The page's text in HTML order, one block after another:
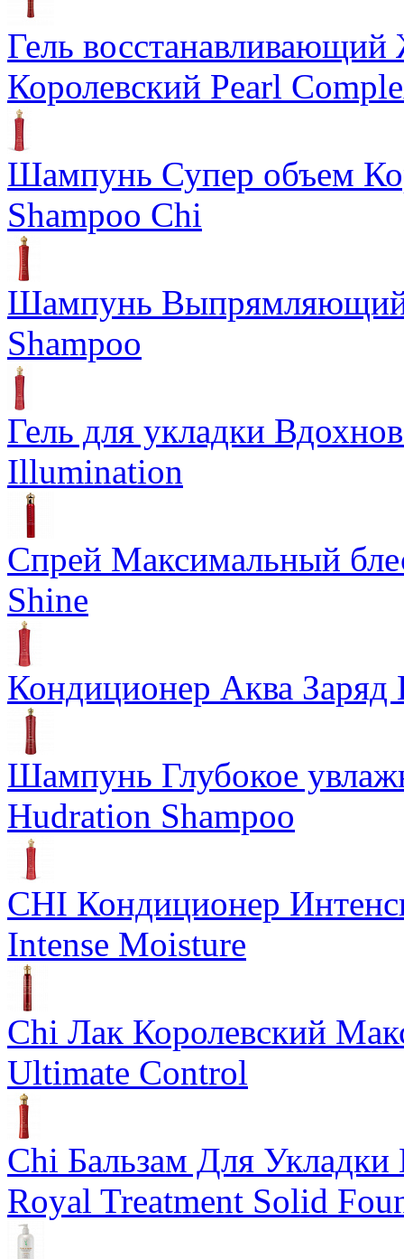
Гель
Королевский Pearl
Шампунь Супер объем
Shampoo Chi
Шампунь Выпрямляющий
Shampoo
Гель для укладки
Illumination
Спрей Максимальный
Shine
Кондиционер Аква Заряд
Шампунь Глубокое
Hudration Shampoo
CHI Кондиционер
Intense Moisture
Chi Лак Королевский
Ultimate Control
Chi Бальзам Для
Royal Treatment Solid